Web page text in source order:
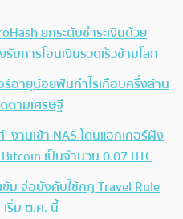
ยกระดับชำระเงินด้วย
บการโอนเงินรวดเร็วข้ามโลก
ร์อายุน้อยฟันกำไรเกือบครึ่งล้าน
ตามเศรษฐี
งานเข้า NAS โดนแฮกเกอร์ฝัง
Bitcoin เป็นจำนวน 0.07 BTC
ข้ม จ่อบังคับใช้กฏ Travel Rule
ริ่ม ต.ค. นี้